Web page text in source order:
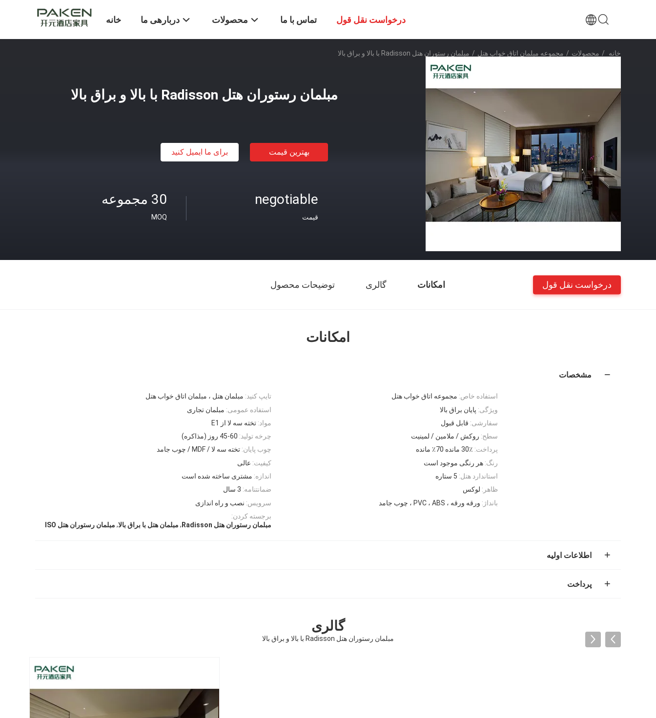
خانه دربارهی ما محصولات تماس با ما درخواست نقل قول
خانه / محصولات / مجموعه مبلمان اتاق خواب هتل / مبلمان رستوران هتل Radisson با بالا و براق بالا
مبلمان رستوران هتل Radisson با بالا و براق بالا
بهترین قیمت برای ما ایمیل کنید
30 مجموعه
MOQ
negotiable
قیمت
امکانات گالری توضیحات محصول درخواست نقل قول
امکانات
مشخصات
تایپ کنید: مبلمان هتل ، مبلمان اتاق خواب هتل استفاده خاص: مجموعه اتاق خواب هتل
استفاده عمومی: مبلمان تجاری ویژگی: پایان براق بالا
مواد: تخته سه لا از E1 سفارشی: قابل قبول
چرخه تولید: 45-60 روز (مذاکره) سطح: روکش / ملامین / لمینیت
چوب پایان: تخته سه لا / MDF / چوب جامد پرداخت: 30٪ مانده 70٪ مانده
کیفیت: عالی رنگ: هر رنگی موجود است
اندازه: مشتری ساخته شده است استاندارد هتل: 5 ستاره
ضمانتنامه: 3 سال ظاهر: لوکس
سرویس: نصب و راه اندازی بانداژ: ورقه ورقه ، PVC ، ABS ، چوب جامد
برجسته کردن:
مبلمان رستوران هتل Radisson
, مبلمان هتل با براق بالا, مبلمان رستوران هتل ISO
اطلاعات اولیه
پرداخت
گالری
مبلمان رستوران هتل Radisson با بالا و براق بالا